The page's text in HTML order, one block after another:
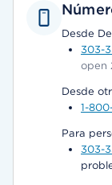
Desde
303-
open
Desde
1-
Para
303-